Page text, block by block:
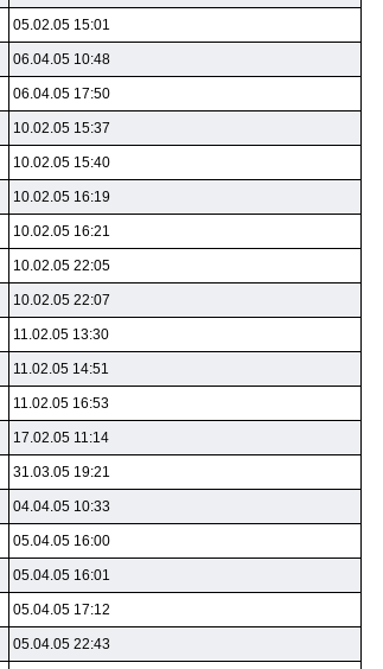
05.02.05 15:01
06.04.05 10:48
06.04.05 17:50
10.02.05 15:37
10.02.05 15:40
10.02.05 16:19
10.02.05 16:21
10.02.05 22:05
10.02.05 22:07
11.02.05 13:30
11.02.05 14:51
11.02.05 16:53
17.02.05 11:14
31.03.05 19:21
04.04.05 10:33
05.04.05 16:00
05.04.05 16:01
05.04.05 17:12
05.04.05 22:43